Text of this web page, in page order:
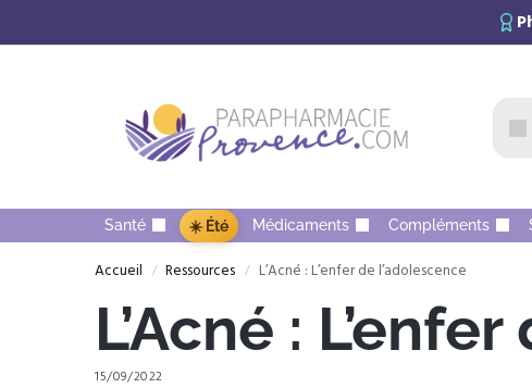
Santé ☀️ Été Médicaments Compléments
Accueil / Ressources / L’Acné : L’enfer de l’adolescence
L’Acné :
15/09/2022